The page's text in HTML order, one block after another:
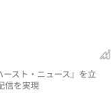
スト・ニュース』を立
信を実現